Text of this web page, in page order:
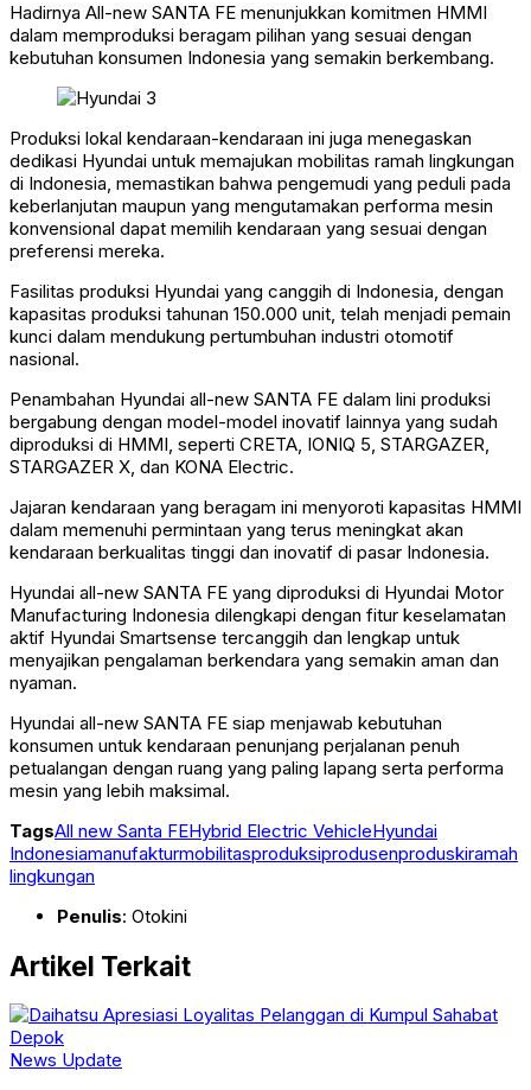
Hadirnya All-new SANTA FE menunjukkan komitmen HMMI
dalam memproduksi beragam pilihan yang sesuai dengan
kebutuhan konsumen Indonesia yang semakin berkembang.
Produksi lokal kendaraan-kendaraan ini juga menegaskan
dedikasi Hyundai untuk memajukan mobilitas ramah lingkungan
di Indonesia, memastikan bahwa pengemudi yang peduli pada
keberlanjutan maupun yang mengutamakan performa mesin
konvensional dapat memilih kendaraan yang sesuai dengan
preferensi mereka.
Fasilitas produksi Hyundai yang canggih di Indonesia, dengan
kapasitas produksi tahunan 150.000 unit, telah menjadi pemain
kunci dalam mendukung pertumbuhan industri otomotif
nasional.
Penambahan Hyundai all-new SANTA FE dalam lini produksi
bergabung dengan model-model inovatif lainnya yang sudah
diproduksi di HMMI, seperti CRETA, IONIQ 5, STARGAZER,
STARGAZER X, dan KONA Electric.
Jajaran kendaraan yang beragam ini menyoroti kapasitas HMMI
dalam memenuhi permintaan yang terus meningkat akan
kendaraan berkualitas tinggi dan inovatif di pasar Indonesia.
Hyundai all-new SANTA FE yang diproduksi di Hyundai Motor
Manufacturing Indonesia dilengkapi dengan fitur keselamatan
aktif Hyundai Smartsense tercanggih dan lengkap untuk
menyajikan pengalaman berkendara yang semakin aman dan
nyaman.
Hyundai all-new SANTA FE siap menjawab kebutuhan
konsumen untuk kendaraan penunjang perjalanan penuh
petualangan dengan ruang yang paling lapang serta performa
mesin yang lebih maksimal.
TagsAll new Santa FEHybrid Electric VehicleHyundai
Indonesiamanufakturmobilitasproduksiprodusenproduskiramah
lingkungan
Penulis: Otokini
Artikel Terkait
News Update